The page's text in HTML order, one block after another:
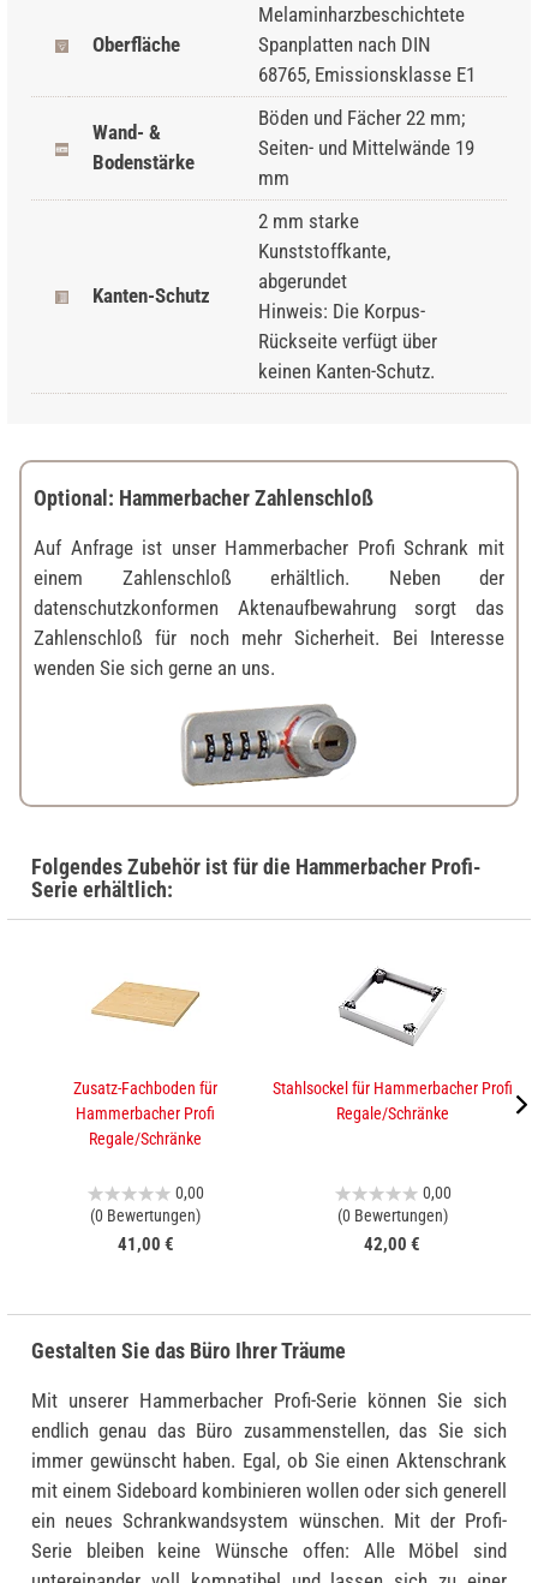
Oberfläche
Melaminharzbeschichtete
Spanplatten nach DIN
68765, Emissionsklasse E1
Wand- &
Bodenstärke
Böden und Fächer 22 mm;
Seiten- und Mittelwände 19
mm
Kanten-Schutz
2 mm starke
Kunststoffkante,
abgerundet
Hinweis: Die Korpus-
Rückseite verfügt über
keinen Kanten-Schutz.
Optional: Hammerbacher Zahlenschloß
Auf Anfrage ist unser Hammerbacher Profi Schrank mit
einem Zahlenschloß erhältlich. Neben der
datenschutzkonformen Aktenaufbewahrung sorgt das
Zahlenschloß für noch mehr Sicherheit. Bei Interesse
wenden Sie sich gerne an uns.
Folgendes Zubehör ist für die Hammerbacher Profi-
Serie erhältlich:
Zusatz-Fachboden für
Hammerbacher Profi
Regale/Schränke
0,00
(0 Bewertungen)
41,00 €
Stahlsockel für Hammerbacher Profi
Regale/Schränke
0,00
(0 Bewertungen)
42,00 €
Gestalten Sie das Büro Ihrer Träume
Mit unserer Hammerbacher Profi-Serie können Sie sich
endlich genau das Büro zusammenstellen, das Sie sich
immer gewünscht haben. Egal, ob Sie einen Aktenschrank
mit einem Sideboard kombinieren wollen oder sich generell
ein neues Schrankwandsystem wünschen. Mit der Profi-
Serie bleiben keine Wünsche offen: Alle Möbel sind